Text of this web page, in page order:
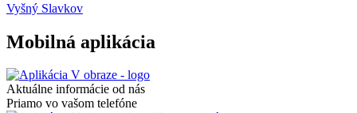
Vyšný Slavkov
Mobilná aplikácia
Aktuálne informácie od nás
Priamo vo vašom telefóne